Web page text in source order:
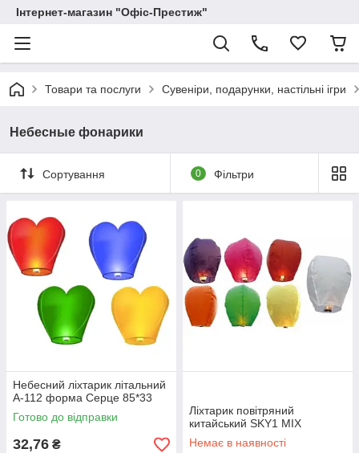
Інтернет-магазин "Офіс-Престиж"
Товари та послуги Сувеніри, подарунки, настільні ігри
Небесные фонарики
Сортування 0 Фільтри
Небесний ліхтарик літальний
A-112 форма Серце 85*33
Готово до відправки
32,76 ₴
Ліхтарик повітряний
китайський SKY1 MIX
Немає в наявності